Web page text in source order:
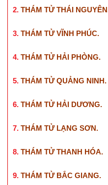
2. THÁM TỬ THÁI NGUYÊN
3. THÁM TỬ VĨNH PHÚC.
4. THÁM TỬ HẢI PHÒNG.
5. THÁM TỬ QUẢNG NINH .
6. THÁM TỬ HẢI DƯƠNG.
7. THÁM TỬ LẠNG SƠN .
8. THÁM TỬ THANH HÓA.
9. THÁM TỬ BẮC GIANG.